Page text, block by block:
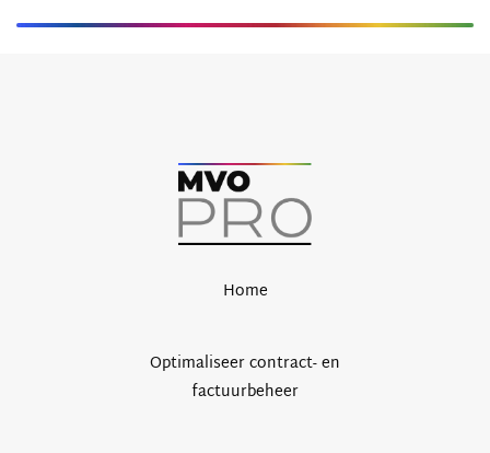
Home
Optimaliseer contract- en
factuurbeheer